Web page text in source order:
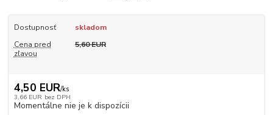
Dostupnosť
skladom
Cena pred
zľavou
5,60 EUR
4,50 EUR/ks
3,66 EUR bez DPH
Momentálne nie je k dispozícii